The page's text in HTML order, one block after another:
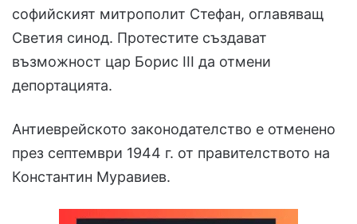
софийският митрополит Стефан, оглавяващ
Светия синод. Протестите създават
възможност цар Борис III да отмени
депортацията.
Антиеврейското законодателство е отменено
през септември 1944 г. от правителството на
Константин Муравиев.